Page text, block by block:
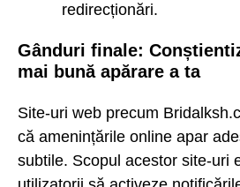
redirecționări.
Gânduri finale:
mai bună apărare a ta
Site-uri web precum
că amenințările online apar
subtile. Scopul acestor site-uri